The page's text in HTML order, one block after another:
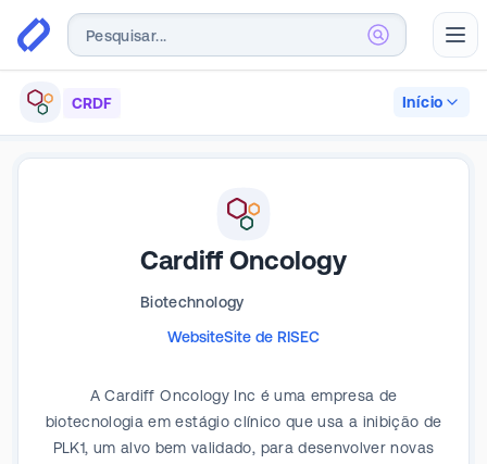
CRDF Início
Cardiff Oncology
Biotechnology
WebsiteSite de RISEC
A Cardiff Oncology Inc é uma empresa de
biotecnologia em estágio clínico que usa a inibição de
PLK1, um alvo bem validado, para desenvolver novas